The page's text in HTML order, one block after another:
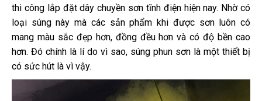
thi công lắp đặt dây chuyền sơn tĩnh điện hiện nay. Nhờ có
loại súng này mà các sản phẩm khi được sơn luôn có
mang màu sắc đẹp hơn, đồng đều hơn và có độ bền cao
hơn. Đó chính là lí do vì sao, súng phun sơn là một thiết bị
có sức hút là vì vậy.